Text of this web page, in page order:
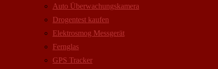
Auto Überwachungs­kamera
Drogentest kaufen
Elektrosmog Messgerät
Fernglas
GPS Tracker